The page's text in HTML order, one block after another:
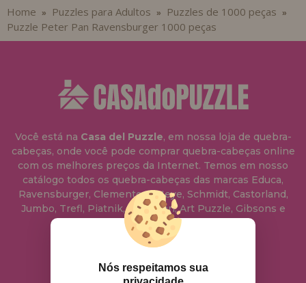
Home » Puzzles para Adultos » Puzzles de 1000 peças »
Puzzle Peter Pan Ravensburger 1000 peças
Você está na Casa del Puzzle, em nossa loja de quebra-
cabeças, onde você pode comprar quebra-cabeças online
com os melhores preços da Internet. Temos em nosso
catálogo todos os quebra-cabeças das marcas Educa,
Ravensburger, Clementoni, Heye, Schmidt, Castorland,
Jumbo, Trefl, Piatnik, Anatolian, Art Puzzle, Gibsons e
muito mais.
info@casadopuzzle.pt
Nós respeitamos sua